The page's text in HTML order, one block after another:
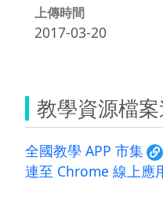
上傳時間
2017-03-20
教學資源檔
全國教學 APP 市集
連至 Chrome 線上應